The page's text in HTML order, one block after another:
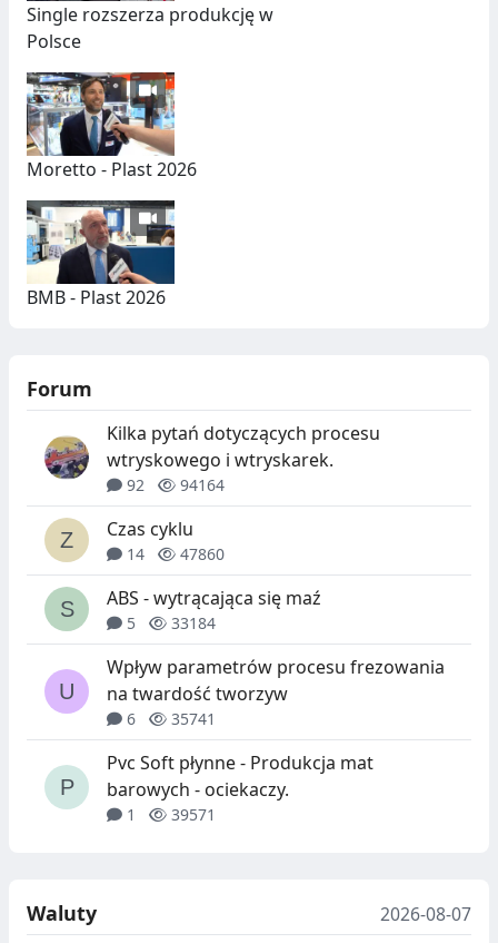
Single rozszerza produkcję w
Polsce
Moretto - Plast 2026
BMB - Plast 2026
Forum
Kilka pytań dotyczących procesu
wtryskowego i wtryskarek.
92 94164
Czas cyklu
14 47860
ABS - wytrącająca się maź
5 33184
Wpływ parametrów procesu frezowania
na twardość tworzyw
6 35741
Pvc Soft płynne - Produkcja mat
barowych - ociekaczy.
1 39571
Waluty
2026-08-07